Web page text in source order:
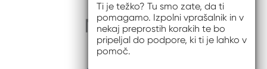
Ti je težko? Tu smo zate, da ti
pomagamo. Izpolni vprašalnik in v
nekaj preprostih korakih te bo
pripeljal do podpore, ki ti je lahko v
pomoč.